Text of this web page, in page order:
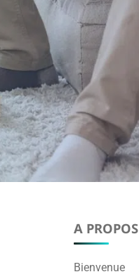
A PROPOS
Bienvenue